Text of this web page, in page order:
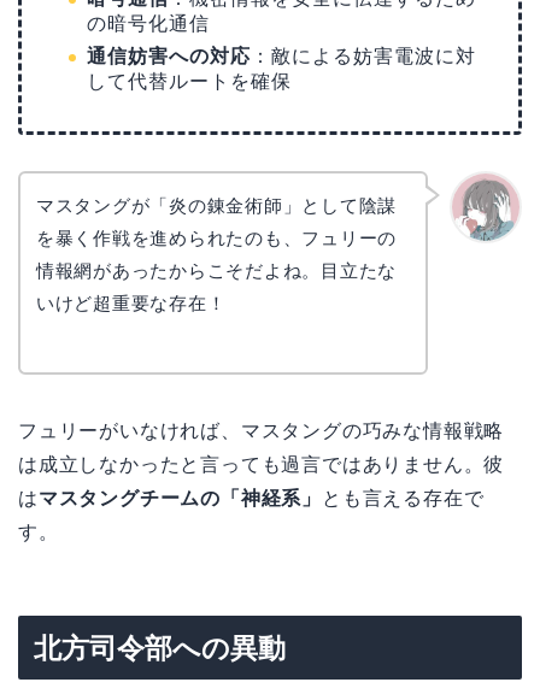
の暗号化通信
通信妨害への対応 ：敵による妨害電波に対
して代替ルートを確保
マスタングが「炎の錬金術師」として陰謀
を暴く作戦を進められたのも、フュリーの
情報網があったからこそだよね。目立たな
いけど超重要な存在！
フュリーがいなければ、マスタングの巧みな情報戦略
は成立しなかったと言っても過言ではありません。彼
はマスタングチームの「神経系」
とも言える存在で
す。
北方司令部への異動